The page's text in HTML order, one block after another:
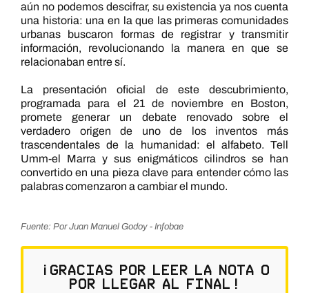
aún no podemos descifrar, su existencia ya nos cuenta
una historia: una en la que las primeras comunidades
urbanas buscaron formas de registrar y transmitir
información, revolucionando la manera en que se
relacionaban entre sí.
La presentación oficial de este descubrimiento,
programada para el 21 de noviembre en Boston,
promete generar un debate renovado sobre el
verdadero origen de uno de los inventos más
trascendentales de la humanidad: el alfabeto. Tell
Umm-el Marra y sus enigmáticos cilindros se han
convertido en una pieza clave para entender cómo las
palabras comenzaron a cambiar el mundo.
Fuente: Por Juan Manuel Godoy - Infobae
¡Gracias por leer la nota o
por llegar al final!